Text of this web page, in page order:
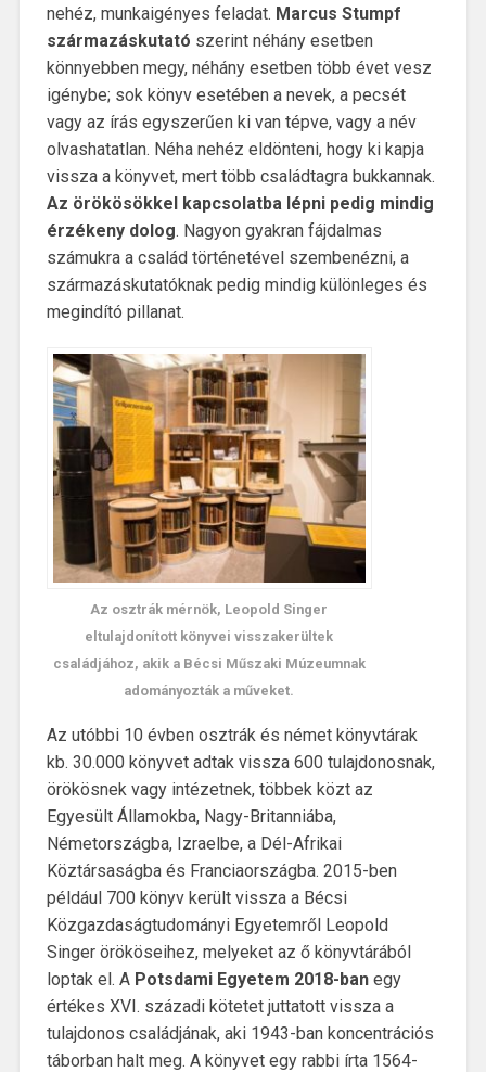
nehéz, munkaigényes feladat. Marcus Stumpf
származáskutató szerint néhány esetben
könnyebben megy, néhány esetben több évet vesz
igénybe; sok könyv esetében a nevek, a pecsét
vagy az írás egyszerűen ki van tépve, vagy a név
olvashatatlan. Néha nehéz eldönteni, hogy ki kapja
vissza a könyvet, mert több családtagra bukkannak.
Az örökösökkel kapcsolatba lépni pedig mindig
érzékeny dolog. Nagyon gyakran fájdalmas
számukra a család történetével szembenézni, a
származáskutatóknak pedig mindig különleges és
megindító pillanat.
Az osztrák mérnök, Leopold Singer
eltulajdonított könyvei visszakerültek
családjához, akik a Bécsi Műszaki Múzeumnak
adományozták a műveket.
Az utóbbi 10 évben osztrák és német könyvtárak
kb. 30.000 könyvet adtak vissza 600 tulajdonosnak,
örökösnek vagy intézetnek, többek közt az
Egyesült Államokba, Nagy-Britanniába,
Németországba, Izraelbe, a Dél-Afrikai
Köztársaságba és Franciaországba. 2015-ben
például 700 könyv került vissza a Bécsi
Közgazdaságtudományi Egyetemről Leopold
Singer örököseihez, melyeket az ő könyvtárából
loptak el. A Potsdami Egyetem 2018-ban egy
értékes XVI. századi kötetet juttatott vissza a
tulajdonos családjának, aki 1943-ban koncentrációs
táborban halt meg. A könyvet egy rabbi írta 1564-